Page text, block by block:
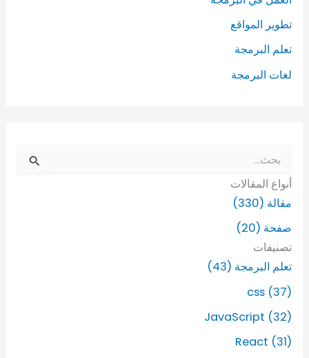
تطوير المواقع
تعلم البرمجة
لغات البرمجة
ب
ح
ع
:
أنواع المقالات
مقالة (330)
صفحة (20)
تصنيفات
تعلم البرمجة (43)
css (37)
JavaScript (32)
React (31)